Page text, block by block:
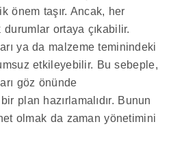
önem taşır. Ancak, her
ortaya çıkabilir.
ya da malzeme teminindeki
etkileyebilir. Bu sebeple,
göz önünde
bir plan hazırlamalıdır. Bunun
olmak da zaman yönetimini